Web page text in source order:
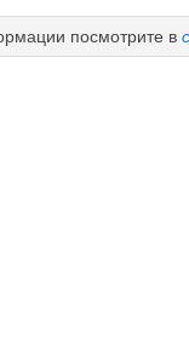
посмотрите в